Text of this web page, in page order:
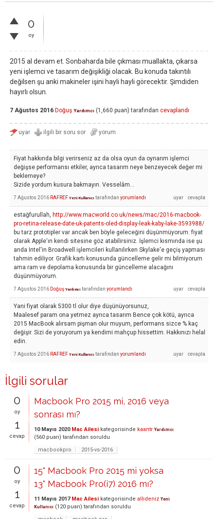
0
oy
2015 al devam et. Sonbaharda bile çıkması muallakta, çıkarsa
yeni işlemci ve tasarım değişikliği olacak. Bu konuda takıntılı
değilsen şu anki makineler işini hayli hayli görecektir. Şimdiden
hayırlı olsun.
7 Ağustos 2016 Doğuş Yardımcı (1,660 puan) tarafından cevaplandı
Fiyat hakkında bilgi verirseniz az da olsa oyun da oynarım işlemci
değişse performansı etkiler, ayrıca tasarım neye benzeyecek değer mi
beklemeye?
Sizide yordum kusura bakmayın. Vesselâm...
7 Ağustos 2016 RAFREF Yeni Kullanıcı tarafından yorumlandı
estağfurullah, http://www.macworld.co.uk/news/mac/2016-macbook-
pro-retina-release-date-uk-patents-oled-display-leak-kaby-lake-3593988/
bu tarz prototipler var ancak ben böyle geleceğini düşünmüyorum. fiyat
olarak Apple'ın kendi sitesine göz atabilirsiniz. İşlemci kısmında ise şu
anda Intel'in Broadwell işlemcileri kullanılırken Skylake'e geçiş yapması
tahmin ediliyor. Grafik kartı konusunda güncelleme gelir mi bilmiyorum
ama ram ve depolama konusunda bir güncelleme alacağını
düşünmüyorum.
7 Ağustos 2016 Doğuş Yardımcı tarafından yorumlandı
Yani fiyat olarak 5300 tl olur diye düşünüyorsunuz,
Maalesef param ona yetmez ayrıca tasarım Bence çok kötü, ayrıca
2015 MacBook alırsam pişman olur muyum, performans sizce % kaç
değişir. Sizi de yoruyorum ya kendimi mahçup hissettim. Hakkınızı helal
edin.
7 Ağustos 2016 RAFREF Yeni Kullanıcı tarafından yorumlandı
İlgili sorular
0
oy
1
cevap
Macbook Pro 2015 mi, 2016 veya
sonrası mı?
10 Mayıs 2020 Mac Ailesi kategorisinde kaantr Yardımcı
(560 puan) tarafından soruldu
macbookpro
2015-vs-2016
0
oy
1
cevap
15" Macbook Pro 2015 mi yoksa
13" Macbook Pro(i7) 2016 mı?
11 Mayıs 2017 Mac Ailesi kategorisinde allideniz Yeni
Kullanıcı (120 puan) tarafından soruldu